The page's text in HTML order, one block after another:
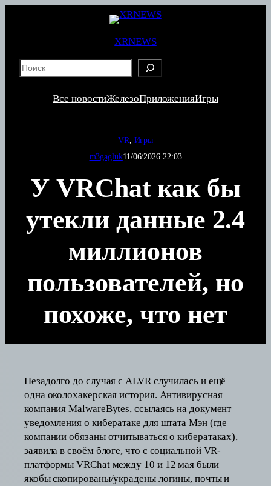
XRNEWS
Все новостиЖелезоПриложенияИгры
VR Игры
m3gagluk11/06/2026 22:03
У VRChat как бы
утекли данные 2.4
миллионов
пользователей, но
похоже, что нет
Незадолго до случая с ALVR случилась и ещё
одна околохакерская история. Антивирусная
компания MalwareBytes, ссылаясь на документ
уведомления о кибератаке для штата Мэн (где
компании обязаны отчитываться о кибератаках),
заявила в своём блоге, что с социальной VR-
платформы VRChat между 10 и 12 мая были
якобы скопированы/украдены логины, почты и